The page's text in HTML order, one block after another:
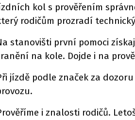
kol s prověřením
rodičům prozradí
stanovišti první pomoci
na kole. Dojde i na
jízdě podle značek za
i znalosti rodičů.